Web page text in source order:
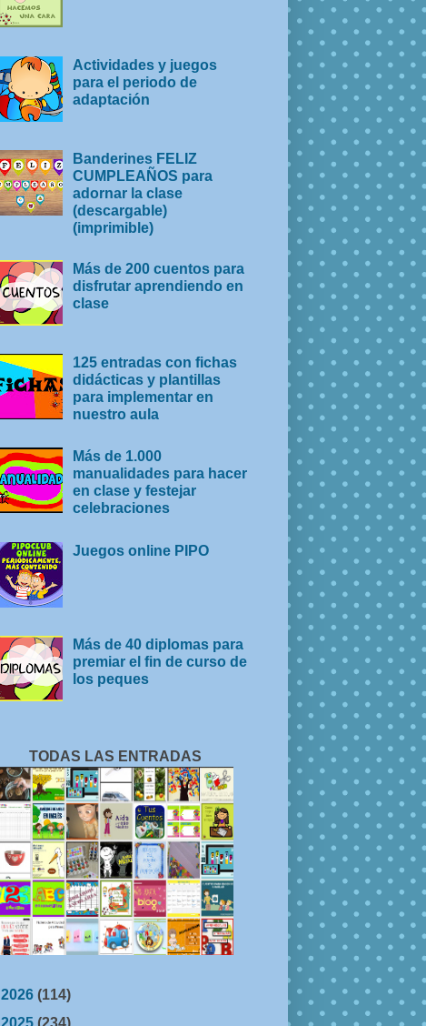
Actividades y juegos
para el periodo de
adaptación
Banderines FELIZ
CUMPLEAÑOS para
adornar la clase
(descargable)
(imprimible)
Más de 200 cuentos para
disfrutar aprendiendo en
clase
125 entradas con fichas
didácticas y plantillas
para implementar en
nuestro aula
Más de 1.000
manualidades para hacer
en clase y festejar
celebraciones
Juegos online PIPO
Más de 40 diplomas para
premiar el fin de curso de
los peques
TODAS LAS ENTRADAS
2026 (114)